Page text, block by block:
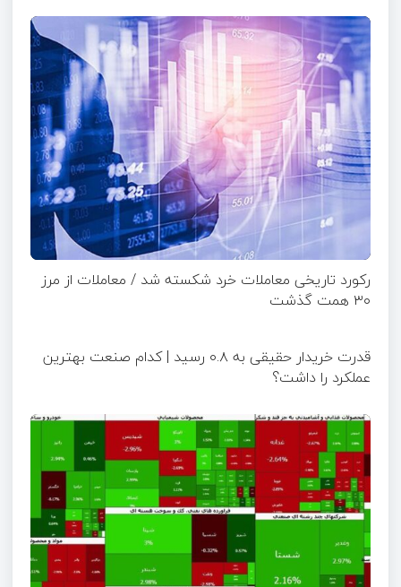
رکورد تاریخی معاملات خرد شکسته شد / معاملات از مرز
۳۰ همت گذشت
قدرت خریدار حقیقی به ۰.۸ رسید | کدام صنعت بهترین
عملکرد را داشت؟